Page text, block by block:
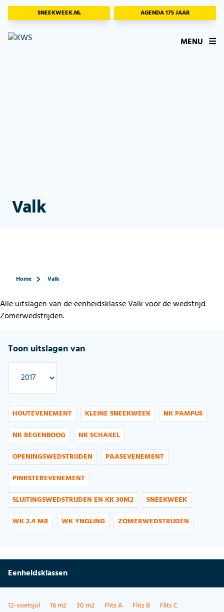
SNEEKWEEK.NL AGENDA 175 JAAR
MENU
Valk
Home Valk
Alle uitslagen van de eenheidsklasse Valk voor de wedstrijd
Zomerwedstrijden.
Toon uitslagen van
HOUTEVENEMENT KLEINE SNEEKWEEK
NK PAMPUS
NK REGENBOOG
NK SCHAKEL
OPENINGSWEDSTRIJDEN
PAASEVENEMENT
PINKSTEREVENEMENT
SLUITINGSWEDSTRIJDEN EN KK 30M2
SNEEKWEEK
WK 2.4 MR
WK YNGLING ZOMERWEDSTRIJDEN
Eenheidsklassen
12-voetsjol 16 m2 30 m2 Flits A Flits B
Flits C